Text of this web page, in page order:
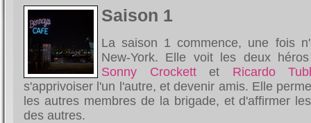
Saison 1
La saison 1 commence, une fois
New-York. Elle voit les deux
Sonny Crockettet Ricardo
s'apprivoiser l'un l'autre, et devenir amis. Elle
les autres membres de la brigade, et d'affirmer
des autres.